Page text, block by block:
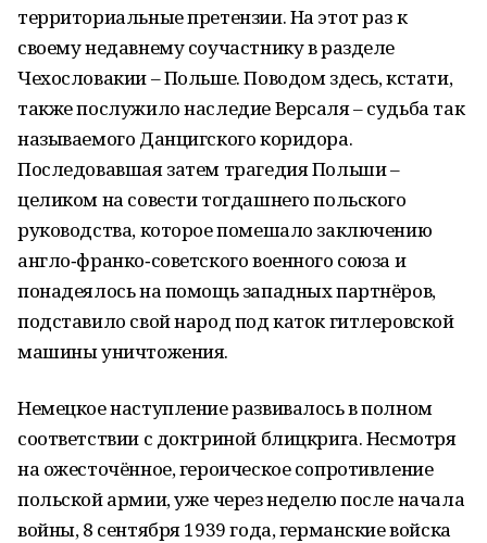
территориальные претензии. На этот раз к
своему недавнему соучастнику в разделе
Чехословакии – Польше. Поводом здесь, кстати,
также послужило наследие Версаля – судьба так
называемого Данцигского коридора.
Последовавшая затем трагедия Польши –
целиком на совести тогдашнего польского
руководства, которое помешало заключению
англо‑франко‑советского военного союза и
понадеялось на помощь западных партнёров,
подставило свой народ под каток гитлеровской
машины уничтожения.
Немецкое наступление развивалось в полном
соответствии с доктриной блицкрига. Несмотря
на ожесточённое, героическое сопротивление
польской армии, уже через неделю после начала
войны, 8 сентября 1939 года, германские войска